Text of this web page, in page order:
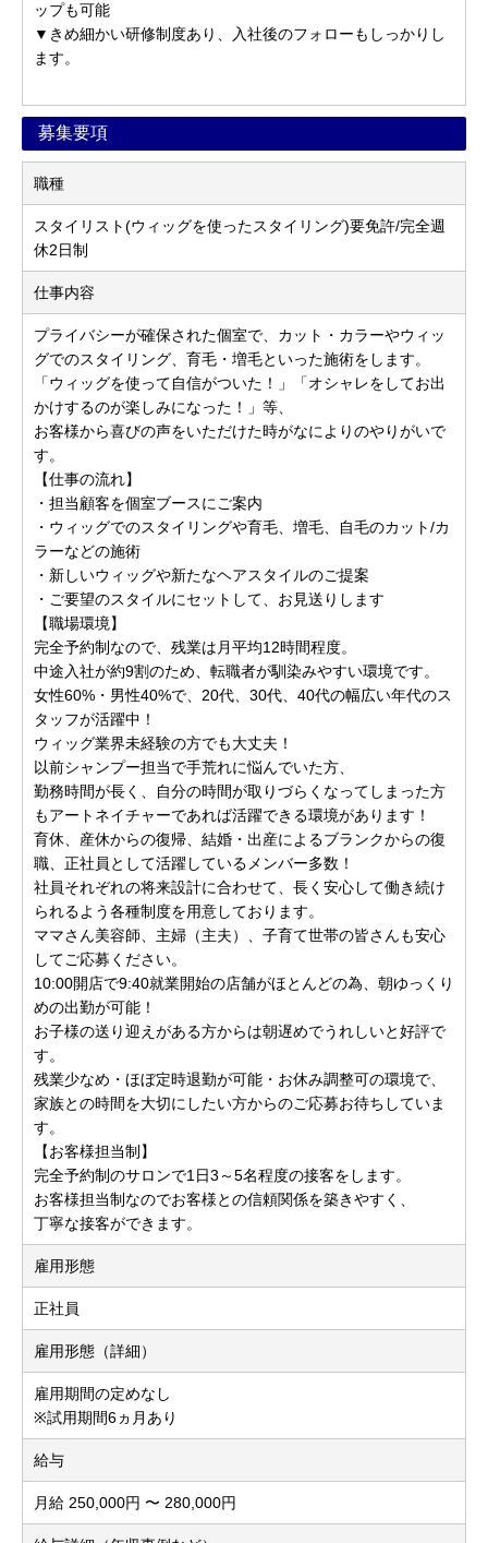
ップも可能
▼きめ細かい研修制度あり、入社後のフォローもしっかりし
ます。
募集要項
職種
スタイリスト(ウィッグを使ったスタイリング)要免許/完全週
休2日制
仕事内容
プライバシーが確保された個室で、カット・カラーやウィッ
グでのスタイリング、育毛・増毛といった施術をします。
「ウィッグを使って自信がついた！」「オシャレをしてお出
かけするのが楽しみになった！」等、
お客様から喜びの声をいただけた時がなによりのやりがいで
す。
【仕事の流れ】
・担当顧客を個室ブースにご案内
・ウィッグでのスタイリングや育毛、増毛、自毛のカット/カ
ラーなどの施術
・新しいウィッグや新たなヘアスタイルのご提案
・ご要望のスタイルにセットして、お見送りします
【職場環境】
完全予約制なので、残業は月平均12時間程度。
中途入社が約9割のため、転職者が馴染みやすい環境です。
女性60%・男性40%で、20代、30代、40代の幅広い年代のス
タッフが活躍中！
ウィッグ業界未経験の方でも大丈夫！
以前シャンプー担当で手荒れに悩んでいた方、
勤務時間が長く、自分の時間が取りづらくなってしまった方
もアートネイチャーであれば活躍できる環境があります！
育休、産休からの復帰、結婚・出産によるブランクからの復
職、正社員として活躍しているメンバー多数！
社員それぞれの将来設計に合わせて、長く安心して働き続け
られるよう各種制度を用意しております。
ママさん美容師、主婦（主夫）、子育て世帯の皆さんも安心
してご応募ください。
10:00開店で9:40就業開始の店舗がほとんどの為、朝ゆっくり
めの出勤が可能！
お子様の送り迎えがある方からは朝遅めでうれしいと好評で
す。
残業少なめ・ほぼ定時退勤が可能・お休み調整可の環境で、
家族との時間を大切にしたい方からのご応募お待ちしていま
す。
【お客様担当制】
完全予約制のサロンで1日3～5名程度の接客をします。
お客様担当制なのでお客様との信頼関係を築きやすく、
丁寧な接客ができます。
雇用形態
正社員
雇用形態（詳細）
雇用期間の定めなし
※試用期間6ヵ月あり
給与
月給 250,000円 〜 280,000円